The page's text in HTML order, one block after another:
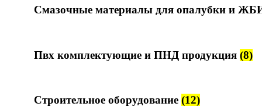
Смазочные материалы для опалубки и
Пвх комплектующие и ПНД продукция (8)
Строительное оборудование (12)